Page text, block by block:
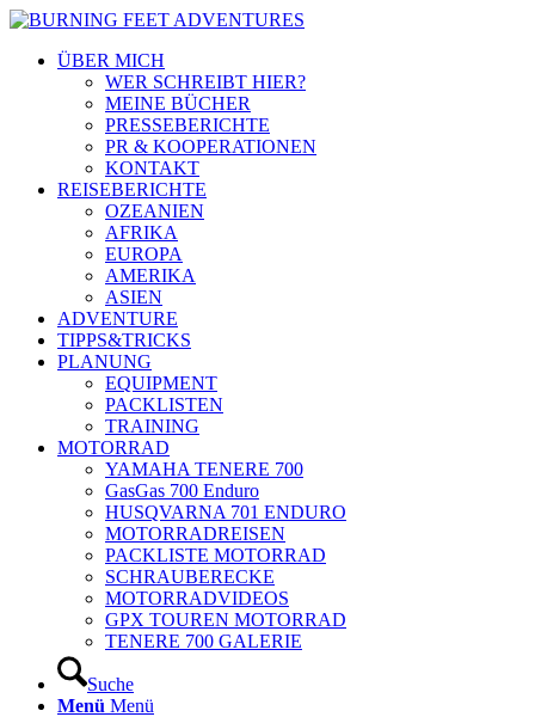
ÜBER MICH
WER SCHREIBT HIER?
MEINE BÜCHER
PRESSEBERICHTE
PR & KOOPERATIONEN
KONTAKT
REISEBERICHTE
OZEANIEN
AFRIKA
EUROPA
AMERIKA
ASIEN
ADVENTURE
TIPPS&TRICKS
PLANUNG
EQUIPMENT
PACKLISTEN
TRAINING
MOTORRAD
YAMAHA TENERE 700
GasGas 700 Enduro
HUSQVARNA 701 ENDURO
MOTORRADREISEN
PACKLISTE MOTORRAD
SCHRAUBERECKE
MOTORRADVIDEOS
GPX TOUREN MOTORRAD
TENERE 700 GALERIE
Suche
Menü Menü